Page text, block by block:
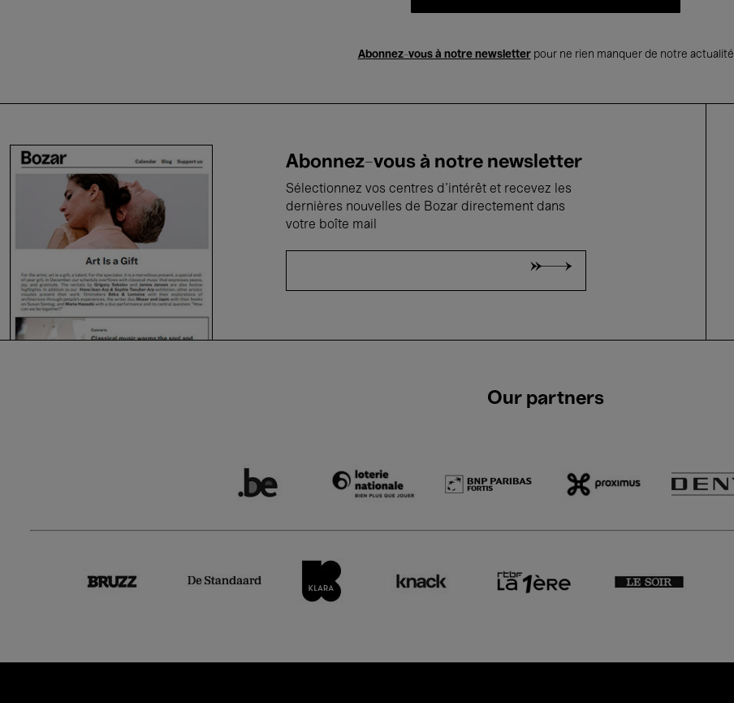
Abonnez-vous à notre newsletterpour ne rien manquer de notre actualité
Abonnez-vous à notre newsletter
Sélectionnez vos centres d'intérêt et recevez les
dernières nouvelles de Bozar directement dans
votre boîte mail
Our partners